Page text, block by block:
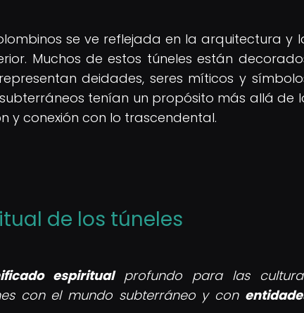
se ve reflejada en la arquitectura y
Muchos de estos túneles están
deidades, seres míticos y
tenían un propósito más allá de
y conexión con lo trascendental.
de los túneles
espiritualprofundo para las
con el mundo subterráneo y con